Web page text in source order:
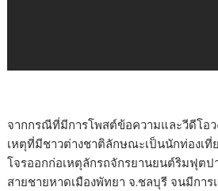
จากกรณีที่มีการโพสต์ข้อความและวีดีโอว
เหตุที่มีชาวต่างชาติลักษณะเป็นนักท่องเ
โจรออกก่อเหตุลักรถจักรยานยนต์ริมฟุต
สายชายหาดเมืองพัทยา จ.ชลบุรี จนมีกา